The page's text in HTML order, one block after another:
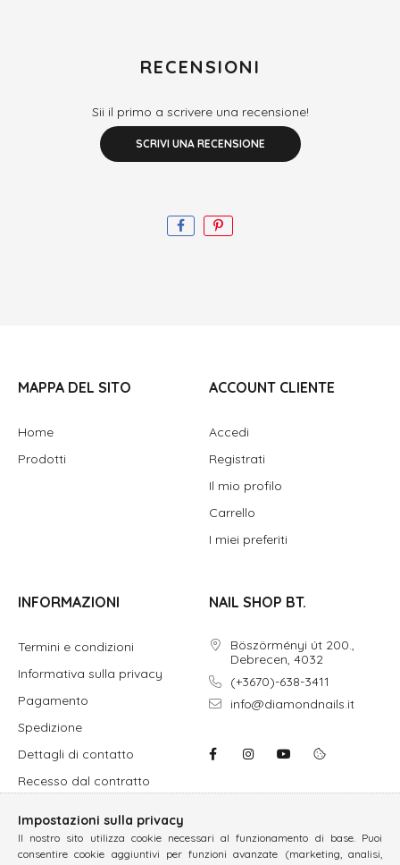
RECENSIONI
Sii il primo a scrivere una recensione!
SCRIVI UNA RECENSIONE
MAPPA DEL SITO
Home
Prodotti
ACCOUNT CLIENTE
Accedi
Registrati
Il mio profilo
Carrello
I miei preferiti
INFORMAZIONI
Termini e condizioni
Informativa sulla privacy
Pagamento
Spedizione
Dettagli di contatto
Recesso dal contratto
NAIL SHOP BT.
Böszörményi út 200.,
Debrecen, 4032
(+3670)-638-3411
info@diamondnails.it
Impostazioni sulla privacy
Il nostro sito utilizza cookie necessari al funzionamento di base. Puoi
consentire cookie aggiuntivi per funzioni avanzate (marketing, analisi,